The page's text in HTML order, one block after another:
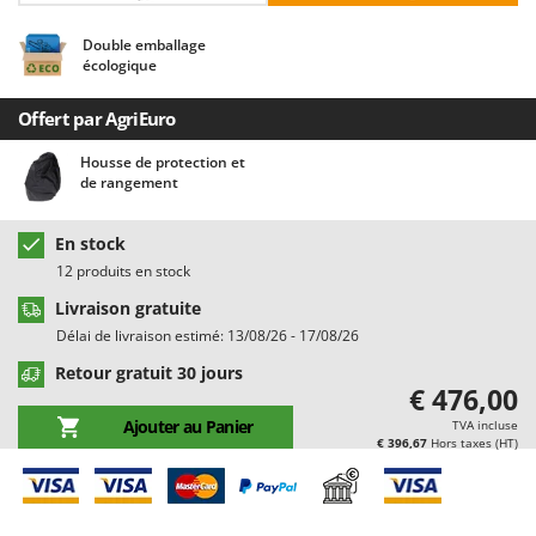
Cisailles à gazon à batterie
Climatiseurs
Compresseurs d'air électriques
Compresseurs pour la récolte des olives et la taille
Coupe-bordures - Trimmers
Coupe-branches
Couveuses à œufs
Cultivateurs Tiller à ressorts - Extirpateurs
D
Débroussailleuses
Décompacteurs agricoles
Découpeurs plasma
Batavia
Beper
Berkel
Bernardi
Bertolini Pumps
Besser Vacuum
Bestway
Beta tools
Bissell
Black & Decker
BlackStone
Blue Bird
Double emballage
écologique
Offert par AgriEuro
Housse de protection et
de rangement
En stock
12 produits en stock
Livraison gratuite
Délai de livraison estimé: 13/08/26 - 17/08/26
Retour gratuit 30 jours
Ajouter au Panier
€ 476,00
TVA incluse
€ 396,67 Hors taxes (HT)